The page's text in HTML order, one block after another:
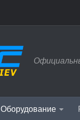
Оборудование